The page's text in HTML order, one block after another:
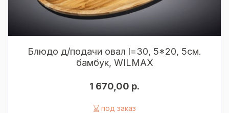
Блюдо д/подачи овал l=30, 5*20, 5см.
бамбук, WILMAX
1 670,00 р.
под заказ